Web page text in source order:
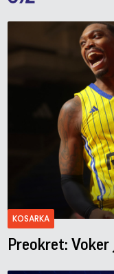
KOSARKA
Preokret: